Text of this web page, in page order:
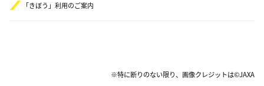
「きぼう」利用のご案内
※特に断りのない限り、画像クレジットは©JAXA